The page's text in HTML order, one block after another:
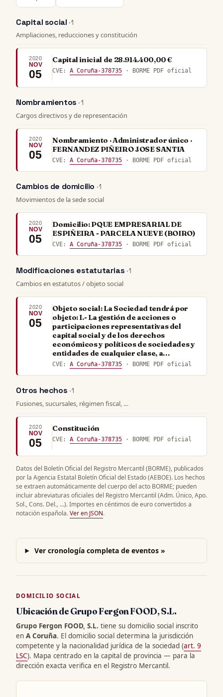
Capital social · 1
Ampliaciones, reducciones y constitución
2020
NOV
05
Capital inicial de 28.914.400,00 €
CVE:A Coruña-378735 · BORME PDF oficial
Nombramientos · 1
Cargos directivos y de representación
2020
NOV
05
Nombramiento · Administrador único ·
FERNANDEZ PIÑEIRO JOSE SANTIA
CVE:A Coruña-378735 · BORME PDF oficial
Cambios de domicilio · 1
Movimientos de la sede social
2020
NOV
05
Domicilio: PQUE EMPRESARIAL DE
ESPIÑEIRA - PARCELA NUEVE (BOIRO)
CVE:A Coruña-378735 · BORME PDF oficial
Modificaciones estatutarias · 1
Cambios en estatutos / objeto social
2020
NOV
05
Objeto social: La Sociedad tendrá por
objeto: I.- La gestión de acciones o
participaciones representativas del
capital social y de los derechos
económicos y políticos de sociedades y
entidades de cualquier clase, a…
CVE:A Coruña-378735 · BORME PDF oficial
Otros hechos · 1
Fusiones, sucursales, régimen fiscal, …
2020
NOV
05
Constitución
CVE:A Coruña-378735 · BORME PDF oficial
Datos del Boletín Oficial del Registro Mercantil (BORME), publicados
por la Agencia Estatal Boletín Oficial del Estado (AEBOE). Los hechos
se extraen automáticamente del cuerpo del acto BORME; pueden
incluir abreviaturas oficiales del Registro Mercantil (Adm. Único, Apo.
Sol., Cons. Del., …). Importes en céntimos de euro convertidos a
notación española.Ver en JSON.
Ver cronología completa de eventos »
DOMICILIO SOCIAL
Ubicación de Grupo Fergon FOOD, S.L.
Grupo Fergon FOOD, S.L. tiene su domicilio social inscrito
en A Coruña. El domicilio social determina la jurisdicción
competente y la nacionalidad jurídica de la sociedad (art. 9
LSC). Mapa centrado en la capital de provincia — para la
dirección exacta verifica en el Registro Mercantil.